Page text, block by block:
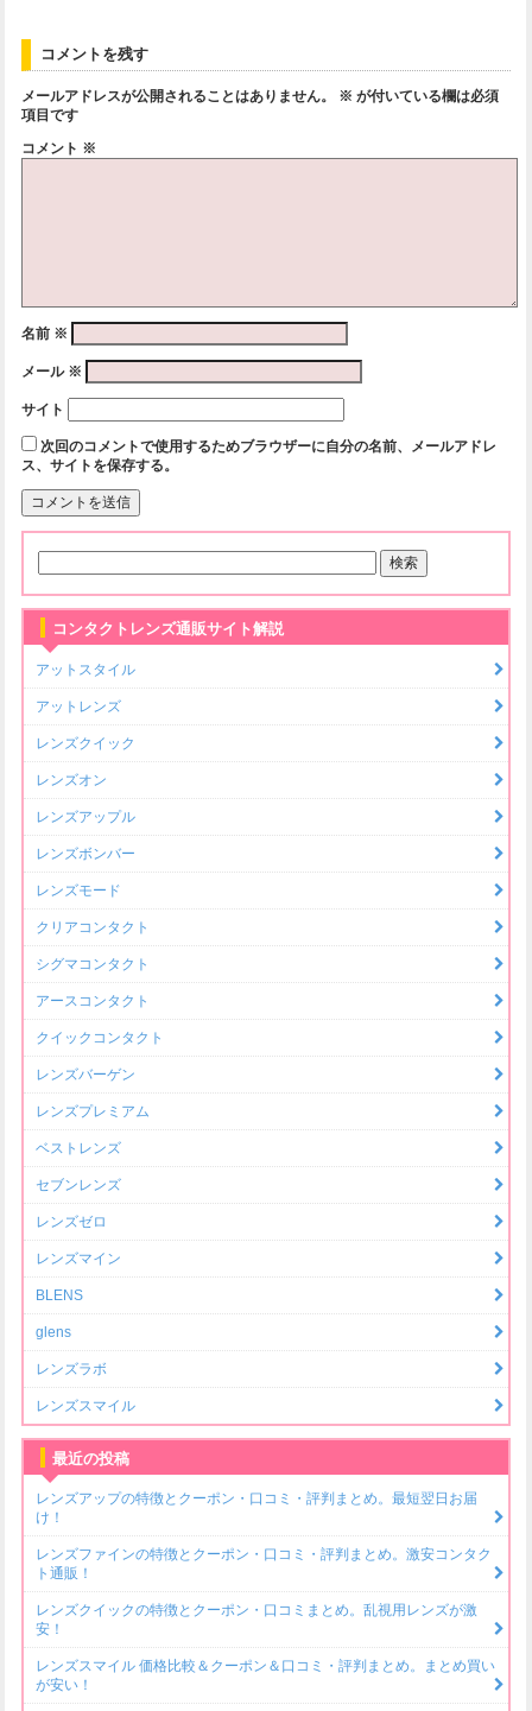
コメントを残す
メールアドレスが公開されることはありません。 ※ が付いている欄は必須
項目です
コメント ※
名前 ※
メール ※
サイト
次回のコメントで使用するためブラウザーに自分の名前、メールアドレ
ス、サイトを保存する。
コンタクトレンズ通販サイト解説
アットスタイル
アットレンズ
レンズクイック
レンズオン
レンズアップル
レンズボンバー
レンズモード
クリアコンタクト
シグマコンタクト
アースコンタクト
クイックコンタクト
レンズバーゲン
レンズプレミアム
ベストレンズ
セブンレンズ
レンズゼロ
レンズマイン
BLENS
glens
レンズラボ
レンズスマイル
最近の投稿
レンズアップの特徴とクーポン・口コミ・評判まとめ。最短翌日お届
け！
レンズファインの特徴とクーポン・口コミ・評判まとめ。激安コンタク
ト通販！
レンズクイックの特徴とクーポン・口コミまとめ。乱視用レンズが激
安！
レンズスマイル 価格比較＆クーポン＆口コミ・評判まとめ。まとめ買い
が安い！